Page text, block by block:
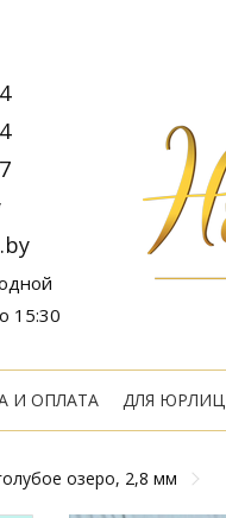
15:30
И ОПЛАТА ДЛЯ ЮРЛИЦ
озеро, 2,8 мм